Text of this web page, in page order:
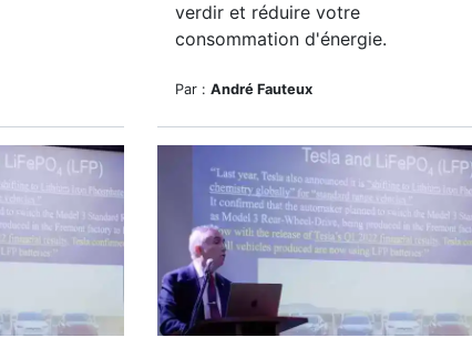
verdir et réduire votre
consommation d'énergie.
Par : André Fauteux